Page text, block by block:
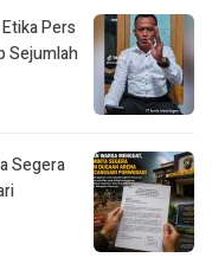
Pers
Sejumlah
Segera